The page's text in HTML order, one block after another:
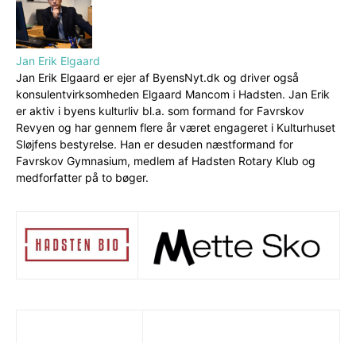
Jan Erik Elgaard
Jan Erik Elgaard er ejer af ByensNyt.dk og driver også
konsulentvirksomheden Elgaard Mancom i Hadsten. Jan Erik
er aktiv i byens kulturliv bl.a. som formand for Favrskov
Revyen og har gennem flere år været engageret i Kulturhuset
Sløjfens bestyrelse. Han er desuden næstformand for
Favrskov Gymnasium, medlem af Hadsten Rotary Klub og
medforfatter på to bøger.